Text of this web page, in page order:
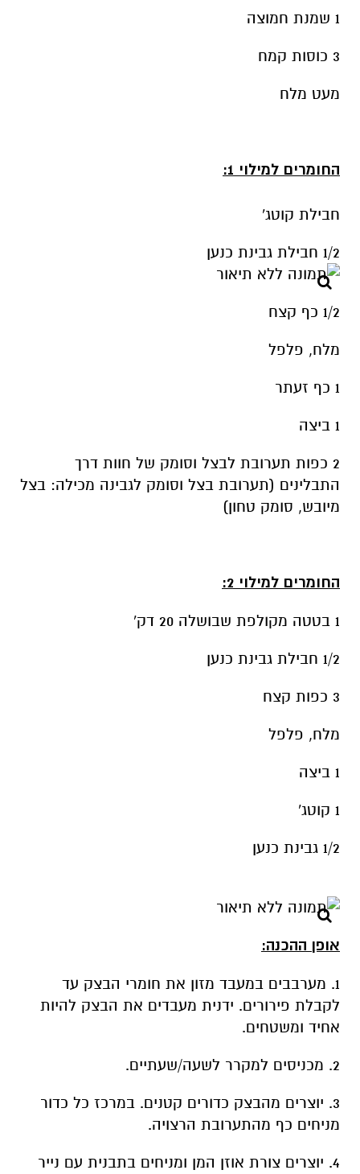
1 שמנת חמוצה
3 כוסות קמח
מעט מלח
החומרים למילוי 1:
חבילת קוטג'
1/2 חבילת גבינת כנען
1/2 כף קצח
מלח, פלפל
1 כף זעתר
1 ביצה
2 כפות תערובת לבצל וסומק של חוות דרך
התבלינים (תערובת בצל וסומק לגבינה מכילה: בצל
מיובש, סומק טחון)
החומרים למילוי 2:
1 בטטה מקולפת שבושלה 20 דק'
1/2 חבילת גבינת כנען
3 כפות קצח
מלח, פלפל
1 ביצה
1 קוטג'
1/2 גבינת כנען
אופן ההכנה:
1. מערבבים במעבד מזון את חומרי הבצק עד
לקבלת פירורים. ידנית מעבדים את הבצק להיות
אחיד ומשטחים.
2. מכניסים למקרר לשעה/שעתיים.
3. יוצרים מהבצק כדורים קטנים. במרכז כל כדור
מניחים כף מהתערובת הרצויה.
4. יוצרים צורת אוזן המן ומניחים בתבנית עם נייר